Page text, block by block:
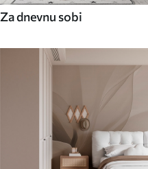
Za dnevnu sobi